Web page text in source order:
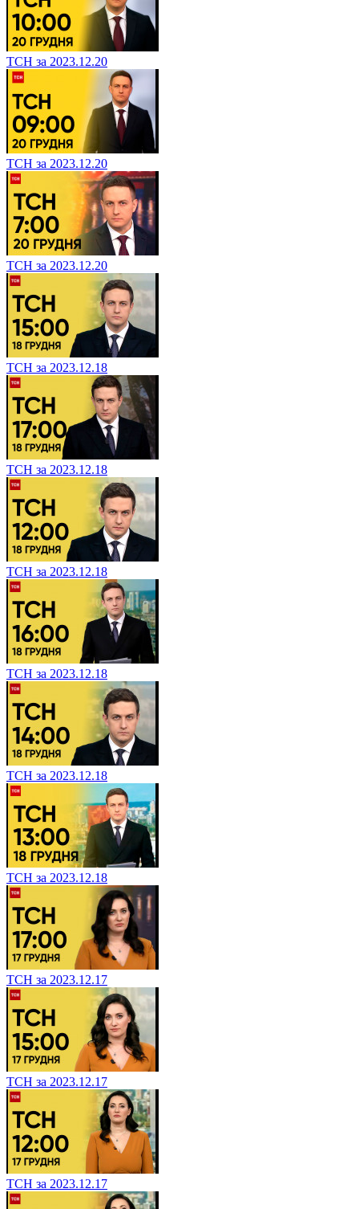
ТСН за 2023.12.20
ТСН за 2023.12.20
ТСН за 2023.12.20
ТСН за 2023.12.18
ТСН за 2023.12.18
ТСН за 2023.12.18
ТСН за 2023.12.18
ТСН за 2023.12.18
ТСН за 2023.12.18
ТСН за 2023.12.17
ТСН за 2023.12.17
ТСН за 2023.12.17